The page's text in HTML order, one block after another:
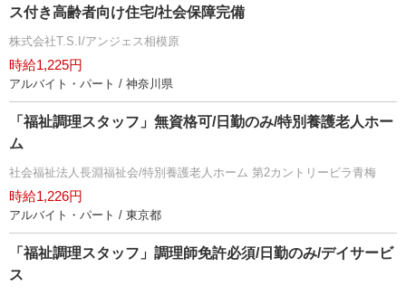
ス付き高齢者向け住宅/社会保障完備
株式会社T.S.I/アンジェス相模原
時給1,225円
アルバイト・パート / 神奈川県
「福祉調理スタッフ」無資格可/日勤のみ/特別養護老人ホー
ム
社会福祉法人長淵福祉会/特別養護老人ホーム 第2カントリービラ青梅
時給1,226円
アルバイト・パート / 東京都
「福祉調理スタッフ」調理師免許必須/日勤のみ/デイサービ
ス